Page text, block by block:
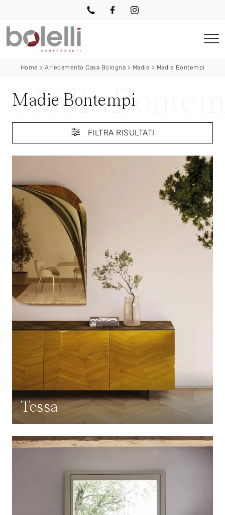
Home > Arredamento Casa Bologna > Madie > Madie Bontempi
Madie Bontempi
FILTRA RISULTATI
Tessa